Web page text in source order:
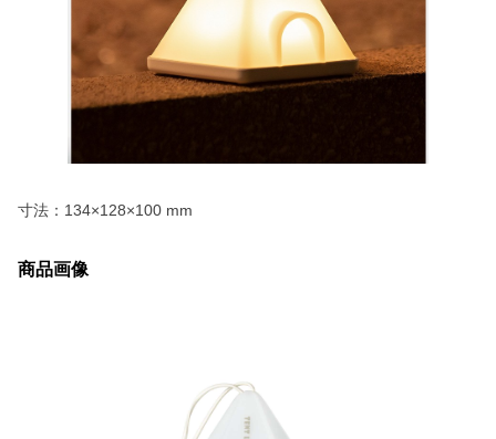
寸法：134×128×100 mm
商品画像